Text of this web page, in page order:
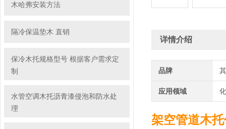
木哈弗安装方法
隔冷保温垫木 直销
保冷木托规格型号 根据客户需求定
制
水管空调木托沥青漆侵泡和防水处
理
详情介绍
品牌
应用领域
架空管道木